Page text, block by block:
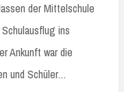
der Mittelschule
ins
Ankunft war die
und Schüler…